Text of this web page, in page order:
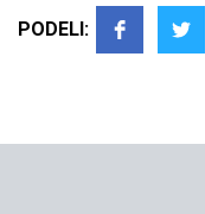
PODELI: